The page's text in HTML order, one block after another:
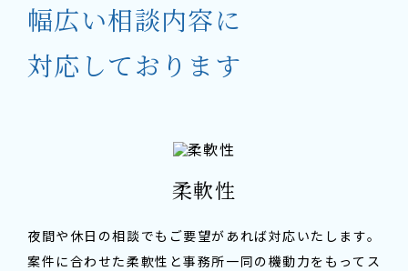
幅広い相談内容に
対応しております
柔軟性
夜間や休日の相談でもご要望があれば対応いたします。
案件に合わせた柔軟性と事務所一同の機動力をもってス